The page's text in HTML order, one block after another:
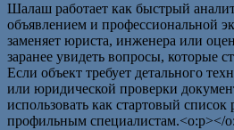
Шалаш работает как быстрый
объявлением и профессиональной
заменяет юриста, инженера или
заранее увидеть вопросы, которые
Если объект требует детального
или юридической проверки
использовать как стартовый
профильным специалистам.<o:p></